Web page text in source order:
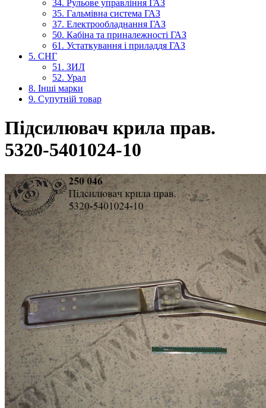
34. Рульове управління ГАЗ
35. Гальмівна система ГАЗ
37. Електрообладнання ГАЗ
50. Кабіна та приналежності ГАЗ
61. Устаткування і приладдя ГАЗ
5. СНГ
51. ЗИЛ
52. Урал
8. Інші марки
9. Супутній товар
Підсилювач крила прав.
5320-5401024-10